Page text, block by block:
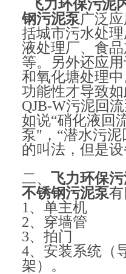
飞力环保污泥
钢污泥泵广泛
括城市污水处
液处理厂、食
等。另外还应
和氧化塘处理
功能性才导致如
QJB-W污泥回
如说“硝化液回
泵"，“潜水污
的叫法，但是设
二、 飞力环保
不锈钢污泥泵有
1、单主机
2、穿墙管
3、拍门
4、安装系统（
架）。